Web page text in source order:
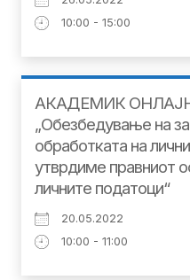
10:00 - 15:00
АКАДЕМИК
„Обезбедување на
обработката на
утврдиме правниот
личните податоци“
20.05.2022
10:00 - 11:00